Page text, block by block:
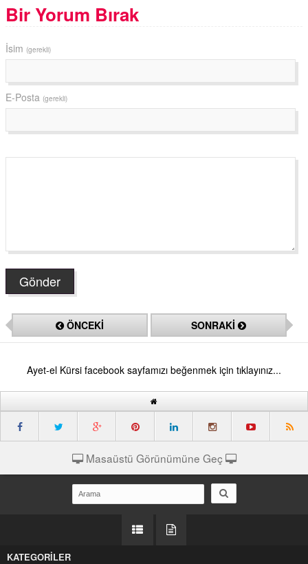
Bir Yorum Bırak
İsim (gerekli)
E-Posta (gerekli)
ÖNCEKİ SONRAKİ
Ayet-el Kürsi facebook sayfamızı beğenmek için tıklayınız...
Masaüstü Görünümüne Geç
KATEGORİLER